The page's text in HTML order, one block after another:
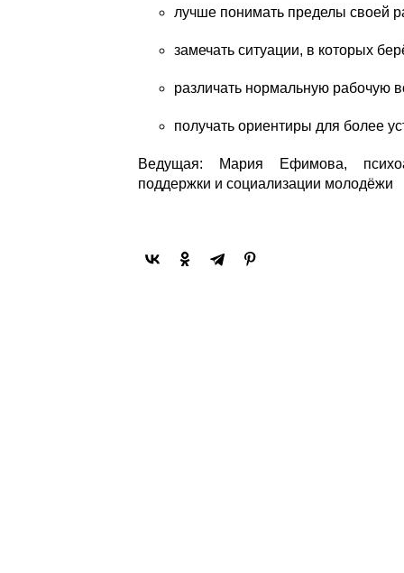
лучше понимать пределы своей
замечать ситуации, в которых
различать нормальную рабочую
получать ориентиры для более
Ведущая: Мария Ефимова,
поддержки и социализации молодёжи